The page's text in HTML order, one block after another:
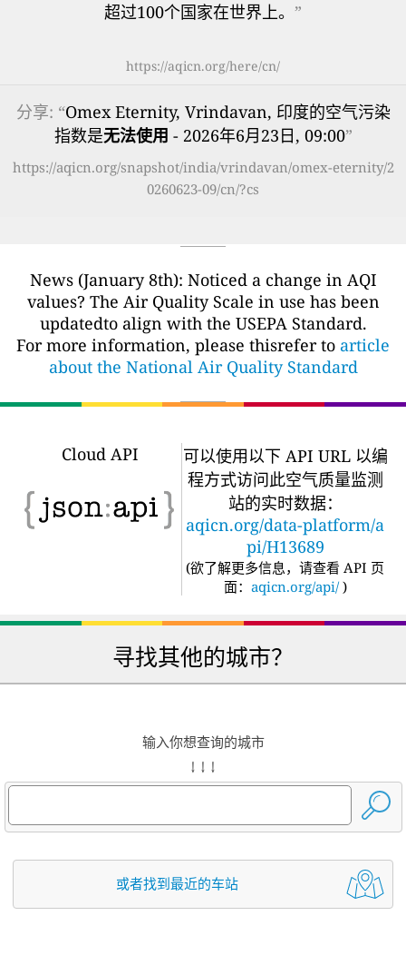
超过100个国家在世界上。 ”
https://aqicn.org/here/cn/
分享: “Omex Eternity, Vrindavan, 印度的空气污染
指数是无法使用 - 2026年6月23日, 09:00”
https://aqicn.org/snapshot/india/vrindavan/omex-eternity/2
0260623-09/cn/?cs
News (January 8th): Noticed a change in AQI
values? The Air Quality Scale in use has been
updatedto align with the USEPA Standard.
For more information, please thisrefer to article
about the National Air Quality Standard
Cloud API
可以使用以下 API URL 以编
程方式访问此空气质量监测
站的实时数据：
aqicn.org/data-platform/a
pi/H13689
(欲了解更多信息，请查看 API 页
面： aqicn.org/api/ )
寻找其他的城市？
输入你想查询的城市
↓ ↓ ↓
或者找到最近的车站